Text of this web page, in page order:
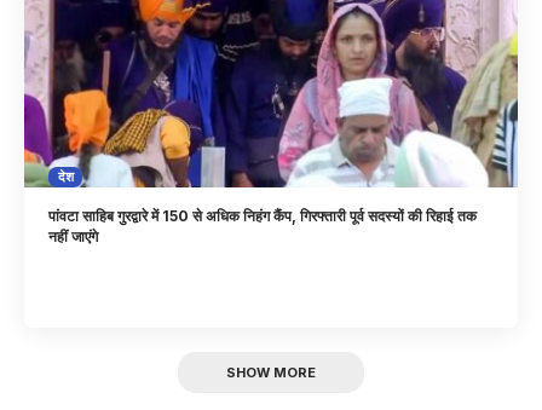
देश
पांवटा साहिब गुरद्वारे में 150 से अधिक निहंग कैंप, गिरफ्तारी पूर्व सदस्यों की रिहाई तक
नहीं जाएंगे
SHOW MORE